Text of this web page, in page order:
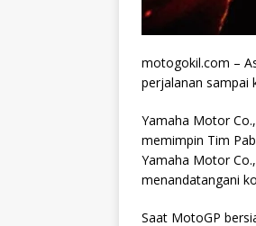
motogokil.com –
perjalanan sampai
Yamaha Motor
memimpin Tim
Yamaha Motor
menandatangani
Saat MotoGP